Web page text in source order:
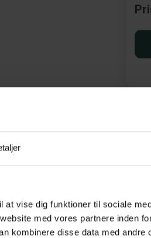
vise dig funktioner til sociale
med vores partnere inden
kombinere disse data med andre